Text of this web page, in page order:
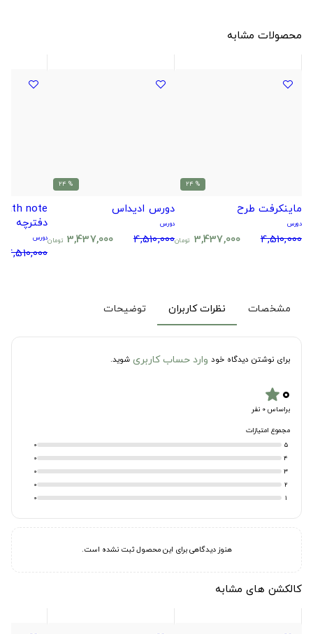
محصولات مشابه
% 24
ماینکرفت طرح
دورس
4,510,000
3,437,000 تومان
% 24
دورس ادیداس
دورس
4,510,000
3,437,000 تومان
دفترچه
دورس
4,510,000
مشخصات نظرات کاربران توضیحات
برای نوشتن دیدگاه خود وارد حساب کاربری شوید.
۰star
براساس 0 نفر
مجموع امتیازات
5
0
4
0
3
0
2
0
1
0
هنوز دیدگاهی برای این محصول ثبت نشده است.
کالکشن های مشابه